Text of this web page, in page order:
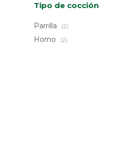
Tipo de cocción
Parrilla (2)
Horno (2)